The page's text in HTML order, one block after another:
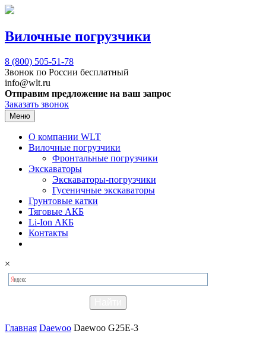
Вилочные погрузчики
8 (800) 505-51-78
Звонок по России бесплатный
info@wlt.ru
Отправим предложение на ваш запрос
Заказать звонок
Меню
О компании WLT
Вилочные погрузчики
Фронтальные погрузчики
Экскаваторы
Экскаваторы-погрузчики
Гусеничные экскаваторы
Грунтовые катки
Тяговые АКБ
Li-Ion АКБ
Контакты
×
Главная Daewoo Daewoo G25E-3